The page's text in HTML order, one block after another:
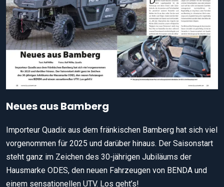
Neues aus Bamberg
Importeur Quadix aus dem fränkischen Bamberg hat sich viel
vorgenommen für 2025 und darüber hinaus. Der Saisonstart
steht ganz im Zeichen des 30-jährigen Jubiläums der
Hausmarke ODES, den neuen Fahrzeugen von BENDA und
einem sensationellen UTV. Los geht’s!